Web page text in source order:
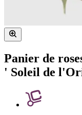
Panier de
' Soleil de